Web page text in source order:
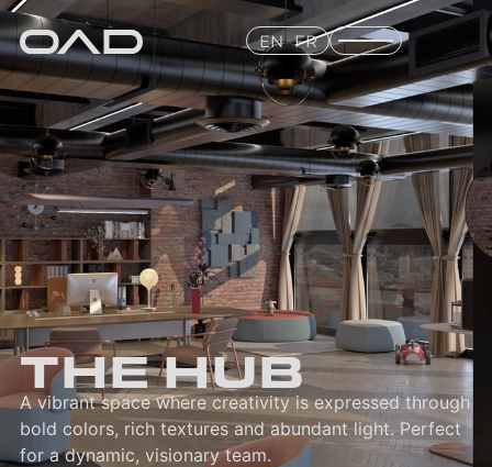
EN FR
THE HUB
A vibrant space where creativity is expressed through
bold colors, rich textures and abundant light. Perfect
for a dynamic, visionary team.